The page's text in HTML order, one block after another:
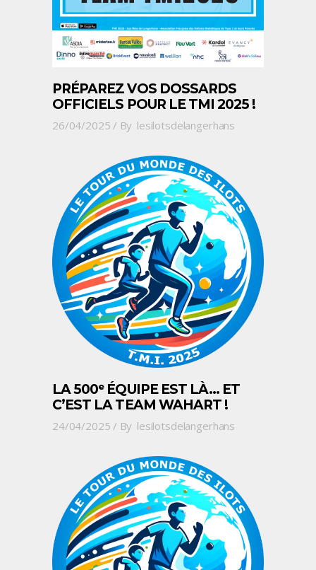
PRÉPAREZ VOS DOSSARDS
OFFICIELS POUR LE TMI 2025 !
26/04/2025 By lesilotsdelangerhans
LA 500ᵉ ÉQUIPE EST LÀ… ET
C’EST LA TEAM WAHART !
24/04/2025 By lesilotsdelangerhans